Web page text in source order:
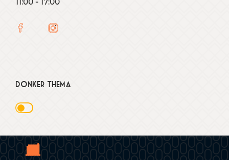
Donker thema